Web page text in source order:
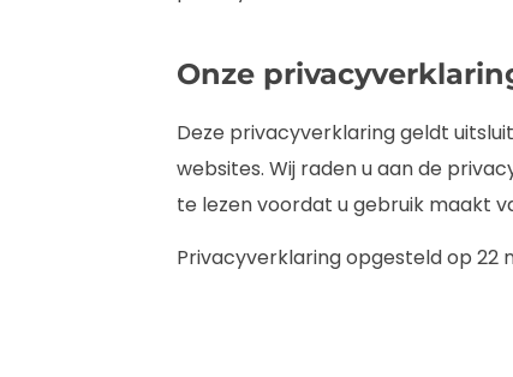
Onze
Deze privacyverklaring geldt
websites. Wij raden u aan de
te lezen voordat u gebruik maakt
Privacyverklaring opgesteld op 22